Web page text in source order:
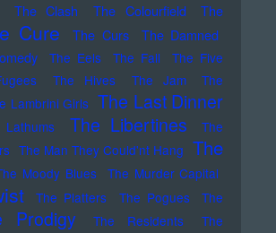
The Clash The Colourfield
The
Cure The Curs
The Damned
The Eels The Fall
The Five
The Hives The Jam
The
Lambrini Girls The Last Dinner
The Libertines
The
The Man They Could'nt Hang The
Moody Blues The Murder Capital
The Platters The Pogues
The
Prodigy The Residents
The